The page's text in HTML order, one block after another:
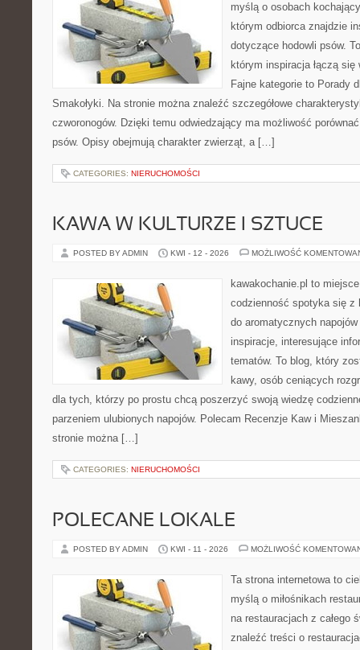
myślą o osobach
którym odbiorca znajdzie
dotyczące hodowli psów.
którym inspiracja łączą
Fajne kategorie to Porady
Smakołyki. Na stronie można znaleźć szczegółowe
czworonogów. Dzięki temu odwiedzający ma możliwość
psów. Opisy obejmują charakter zwierząt, a […]
CATEGORIES: NIERUCHOMOŚCI
KAWA W KULTURZE I SZTUCE
POSTED BY ADMIN KWI - 12 - 2026 MOŻLIWOŚĆ
kawakochanie.pl to
codzienność spotyka się z
do aromatycznych
inspiracje, interesujące
tematów. To blog, który
kawy, osób ceniących
dla tych, którzy po prostu chcą poszerzyć swoją wiedzę
parzeniem ulubionych napojów. Polecam Recenzje Kaw i
stronie można […]
CATEGORIES: NIERUCHOMOŚCI
POLECANE LOKALE
POSTED BY ADMIN KWI - 11 - 2026 MOŻLIWOŚĆ
Ta strona internetowa to
myślą o miłośnikach
na restauracjach z całego
znaleźć treści o